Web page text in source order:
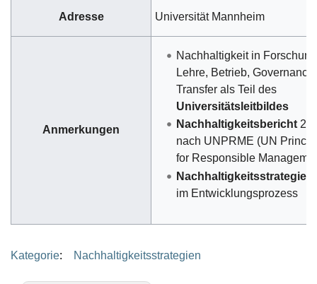
Adresse Universität Mannheim
Anmerkungen
Nachhaltigkeit in
Lehre, Betrieb, Governance
Transfer als Teil des
Universitätsleitbildes
Nachhaltigkeitsbericht
nach UNPRME (UN
for Responsible
Nachhaltigkeitsstrategie
im Entwicklungsprozess
Kategorie: Nachhaltigkeitsstrategien